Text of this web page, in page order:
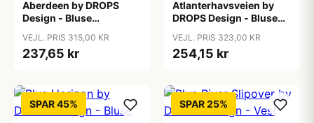
Aberdeen by DROPS
Design - Bluse
XXXL
VEJL. PRIS 315,00 KR
237,65 kr
Atlanterhavsveien by
DROPS Design - Bluse
XXXL
VEJL. PRIS 323,00 KR
254,15 kr
SPAR 45% SPAR 25%